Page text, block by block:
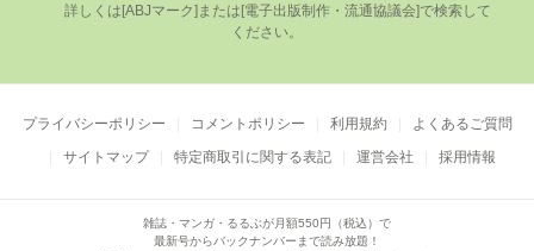
ください。
プライバシーポリシー コメントポリシー 利用規約
よくあるご質問
サイトマップ
特定商取引に関する表記 運営会社 採用情報
雑誌・マンガ・るるぶが月額550円（税込）で
最新号からバックナンバーまで読み放題！